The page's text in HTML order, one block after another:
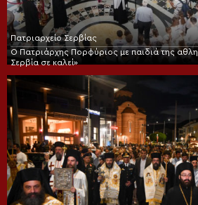
Πατριαρχείο Σερβίας
Ο Πατριάρχης Πορφύριος με παιδιά της
Σερβία σε καλεί»